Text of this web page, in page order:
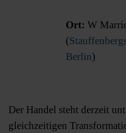
Ort: W
(
Berlin)
Der Handel steht derzeit
gleichzeitigen